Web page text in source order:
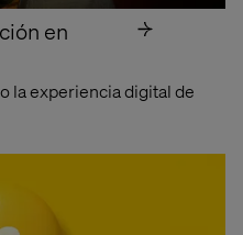
en
la experiencia digital de